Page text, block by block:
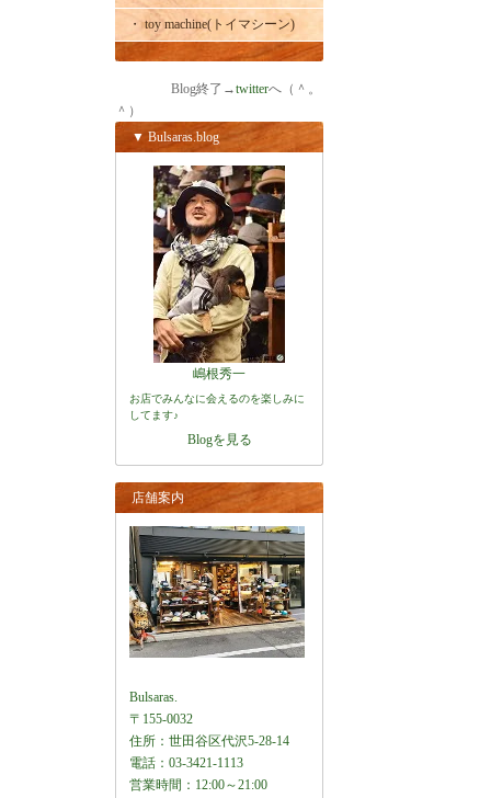
・ toy machine(トイマシーン)
Blog終了→twitterへ（＾。
＾）
▼ Bulsaras.blog
嶋根秀一
お店でみんなに会えるのを楽しみに
してます♪
Blogを見る
店舗案内
Bulsaras.
〒155-0032
住所：世田谷区代沢5-28-14
電話：03-3421-1113
営業時間：12:00～21:00